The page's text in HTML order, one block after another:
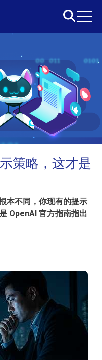
策略，这才是
本不同，你现有的提示
OpenAI 官方指南指出